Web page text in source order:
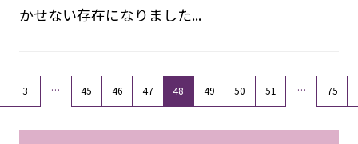
かせない存在になりました...
3 … 45 46 47 48 49 50 51 … 75